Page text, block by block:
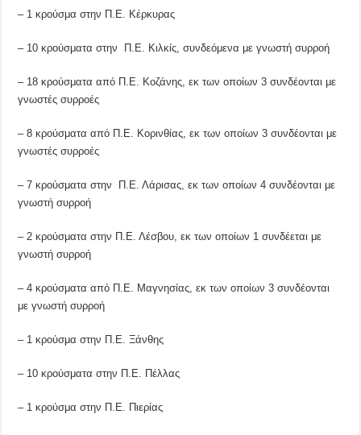
– 1 κρούσμα στην Π.Ε. Κέρκυρας
– 10 κρούσματα στην Π.Ε. Κιλκίς, συνδεόμενα με γνωστή συρροή
– 18 κρούσματα από Π.Ε. Κοζάνης, εκ των οποίων 3 συνδέονται με
γνωστές συρροές
– 8 κρούσματα από Π.Ε. Κορινθίας, εκ των οποίων 3 συνδέονται με
γνωστές συρροές
– 7 κρούσματα στην Π.Ε. Λάρισας, εκ των οποίων 4 συνδέονται με
γνωστή συρροή
– 2 κρούσματα στην Π.Ε. Λέσβου, εκ των οποίων 1 συνδέεται με
γνωστή συρροή
– 4 κρούσματα από Π.Ε. Μαγνησίας, εκ των οποίων 3 συνδέονται
με γνωστή συρροή
– 1 κρούσμα στην Π.Ε. Ξάνθης
– 10 κρούσματα στην Π.Ε. Πέλλας
– 1 κρούσμα στην Π.Ε. Πιερίας